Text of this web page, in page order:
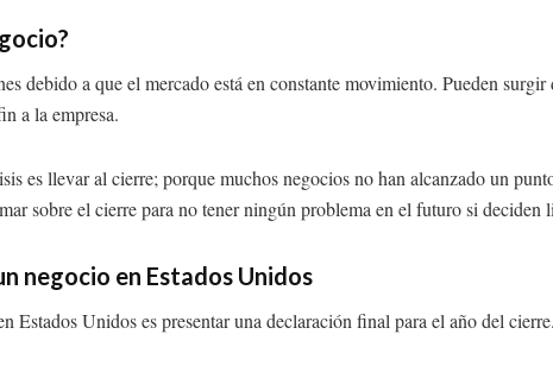
debido a que el mercado está en constante movimiento. Pueden
a la empresa.
es llevar al cierre; porque muchos negocios no han alcanzado un
sobre el cierre para no tener ningún problema en el futuro si deciden
negocio en Estados Unidos
Estados Unidos es presentar una declaración final para el año del